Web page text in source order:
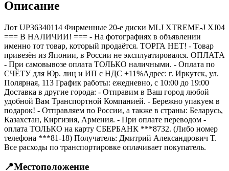
Описание
Лот UP36340114 Фирменные 20-е диски MLJ XTREME-J XJ04
=== B НАЛИЧИИ! === - На фотографиях в объявлении
именно тот товар, который продаётся. ТОРГА НЕТ! - Товар
привезён из Японии, в России не эксплуатировался. ОПЛАТА
- При самовывозе оплата ТОЛЬКО наличными. - Оплата по
СЧЁТУ для Юр. лиц и ИП с НДС +11%Адрес: г. Иркутск, ул.
Полярная, 113 График работы: ежедневно, с 10:00 до 19:00
Доставка в другие города: - Отправим в Ваш город любой
удобной Вам Транспортной Компанией. - Бережно упакуем в
подарок! - Отправляем по России, а также в страны: Беларусь,
Казахстан, Киргизия, Армения. - При оплате переводом -
оплата ТОЛЬКО на карту СБЕРБАНК ***8732. (Либо номер
телефона ***81-18) Получатель: Дмитрий Александрович Т.
Все расходы по транспортировке оплачивает покупатель.
📍Местоположение